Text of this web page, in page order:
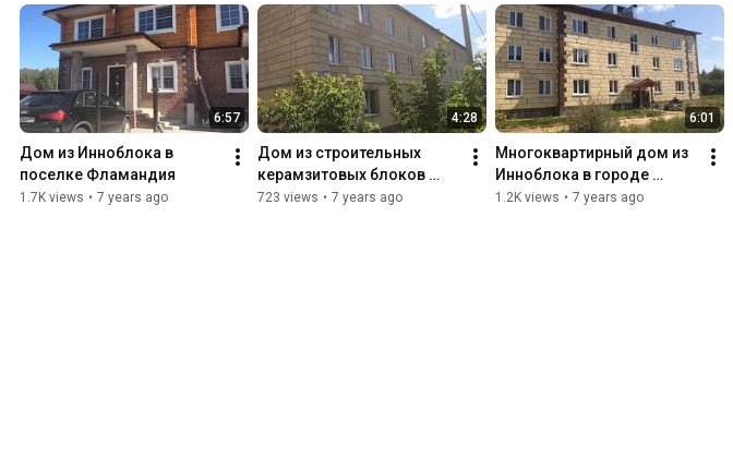
6:57
Дом из Инноблока в
поселке Фламандия
1.7K views • 7 years ago
4:28
Дом из строительных
керамзитовых блоков
Инноблок в городе
723 views • 7 years ago
6:01
Многоквартирный дом из
Инноблока в городе
Зубцов
1.2K views • 7 years ago